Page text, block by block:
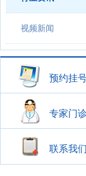
视频新闻
预约挂
专家门
联系我们